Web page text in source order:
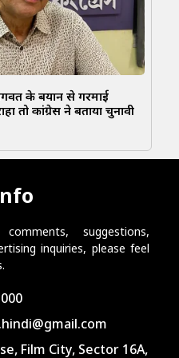
के बयान से गरमाई
तो कांग्रेस ने बताया चुनावी
suggestions,
inquiries, please feel
Film City, Sector 16A,